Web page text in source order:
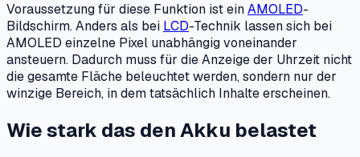
Voraussetzung für diese Funktion ist einAMOLED-
Bildschirm. Anders als bei LCD-Technik lassen sich bei
AMOLED einzelne Pixel unabhängig voneinander
ansteuern. Dadurch muss für die Anzeige der Uhrzeit nicht
die gesamte Fläche beleuchtet werden, sondern nur der
winzige Bereich, in dem tatsächlich Inhalte erscheinen.
Wie stark das den Akku belastet